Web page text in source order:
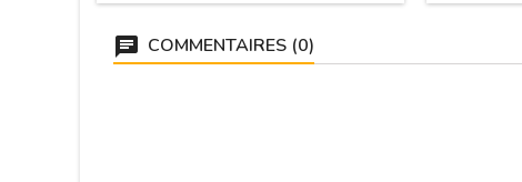
COMMENTAIRES (0)